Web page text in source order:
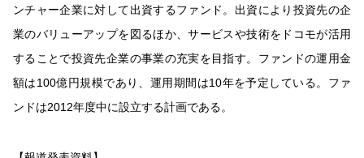
ンチャー企業に対して出資するファンド。出資により投資先の企
業のバリューアップを図るほか、サービスや技術をドコモが活用
することで投資先企業の事業の充実を目指す。ファンドの運用金
額は100億円規模であり、運用期間は10年を予定している。ファ
ンドは2012年度中に設立する計画である。